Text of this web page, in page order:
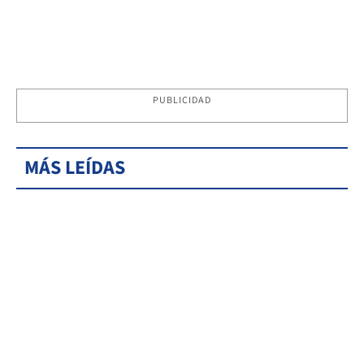
PUBLICIDAD
MÁS LEÍDAS